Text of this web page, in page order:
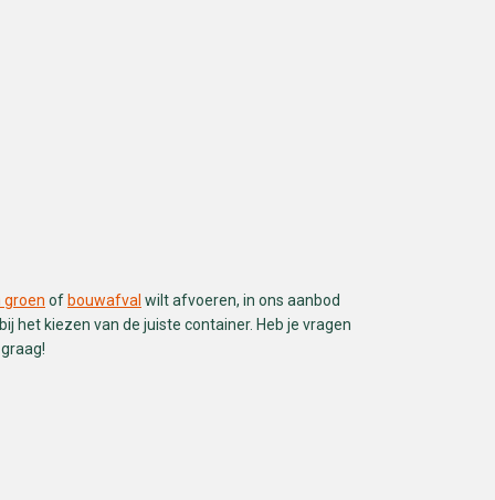
groen of bouwafval wilt afvoeren, in ons aanbod
het kiezen van de juiste container. Heb je vragen